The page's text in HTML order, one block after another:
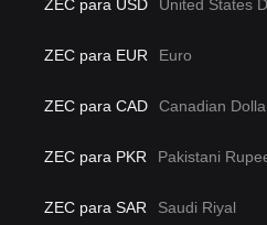
ZEC para USD United States
ZEC para EUR Euro
ZEC para CAD Canadian
ZEC para PKR Pakistani
ZEC para SAR Saudi Riyal